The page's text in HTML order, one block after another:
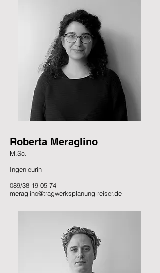
Roberta Meraglino
M.Sc.
Ingenieurin
089/38 19 05 74
meraglino@tragwerksplanung-reiser.de